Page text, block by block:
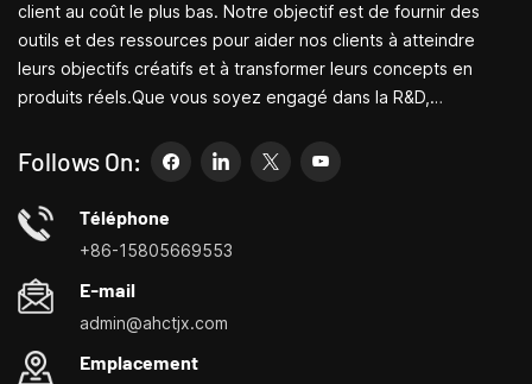
client au coût le plus bas. Notre objectif est de fournir des
outils et des ressources pour aider nos clients à atteindre
leurs objectifs créatifs et à transformer leurs concepts en
produits réels.Que vous soyez engagé dans la R&D,
entrepreneur créatif, les petites machines-outils de Bite
peuvent vous permettre de répondre à vos besoins plus
facilement, plus rapidement et de manière plus
économique.Spécialisé dans les centres de personnalisation
les perceuses et fraiseuses domestiques, les petits
tournages, perçages et fraisages multifonctionnels
Follows On:
Téléphone
+86-15805669553
E-mail
admin@ahctjx.com
Emplacement